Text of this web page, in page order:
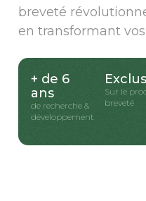
breveté
en transformant
+ de 6
ans
de recherche &
développement
Sur le
breveté